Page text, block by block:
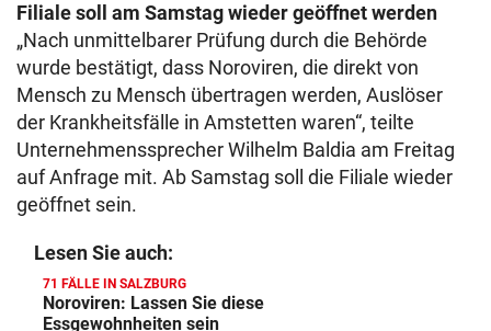
Filiale soll am Samstag wieder geöffnet werden
„Nach unmittelbarer Prüfung durch die Behörde
wurde bestätigt, dass Noroviren, die direkt von
Mensch zu Mensch übertragen werden, Auslöser
der Krankheitsfälle in Amstetten waren“, teilte
Unternehmenssprecher Wilhelm Baldia am Freitag
auf Anfrage mit. Ab Samstag soll die Filiale wieder
geöffnet sein.
Lesen Sie auch:
71 FÄLLE IN SALZBURG
Noroviren: Lassen Sie diese
Essgewohnheiten sein